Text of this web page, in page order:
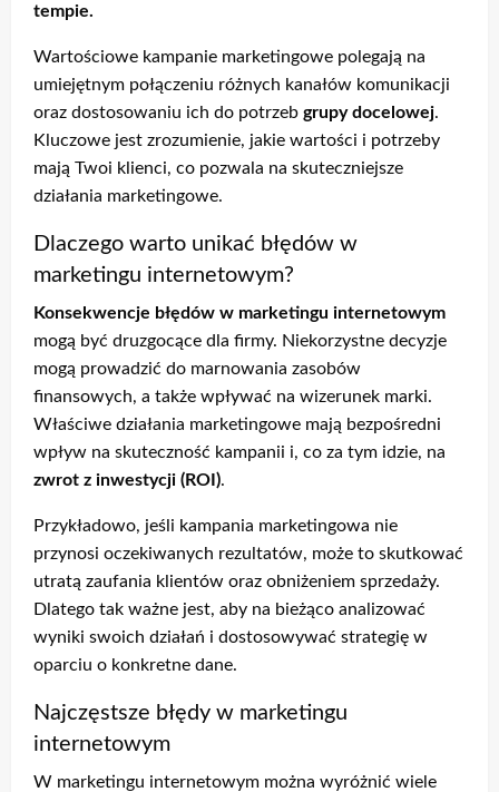
tempie.
Wartościowe kampanie marketingowe polegają na
umiejętnym połączeniu różnych kanałów komunikacji
oraz dostosowaniu ich do potrzeb grupy docelowej.
Kluczowe jest zrozumienie, jakie wartości i potrzeby
mają Twoi klienci, co pozwala na skuteczniejsze
działania marketingowe.
Dlaczego warto unikać błędów w
marketingu internetowym?
Konsekwencje błędów w marketingu internetowym
mogą być druzgocące dla firmy. Niekorzystne decyzje
mogą prowadzić do marnowania zasobów
finansowych, a także wpływać na wizerunek marki.
Właściwe działania marketingowe mają bezpośredni
wpływ na skuteczność kampanii i, co za tym idzie, na
zwrot z inwestycji (ROI).
Przykładowo, jeśli kampania marketingowa nie
przynosi oczekiwanych rezultatów, może to skutkować
utratą zaufania klientów oraz obniżeniem sprzedaży.
Dlatego tak ważne jest, aby na bieżąco analizować
wyniki swoich działań i dostosowywać strategię w
oparciu o konkretne dane.
Najczęstsze błędy w marketingu
internetowym
W marketingu internetowym można wyróżnić wiele